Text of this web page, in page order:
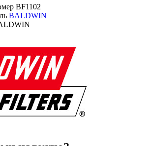
BF1102
BALDWIN